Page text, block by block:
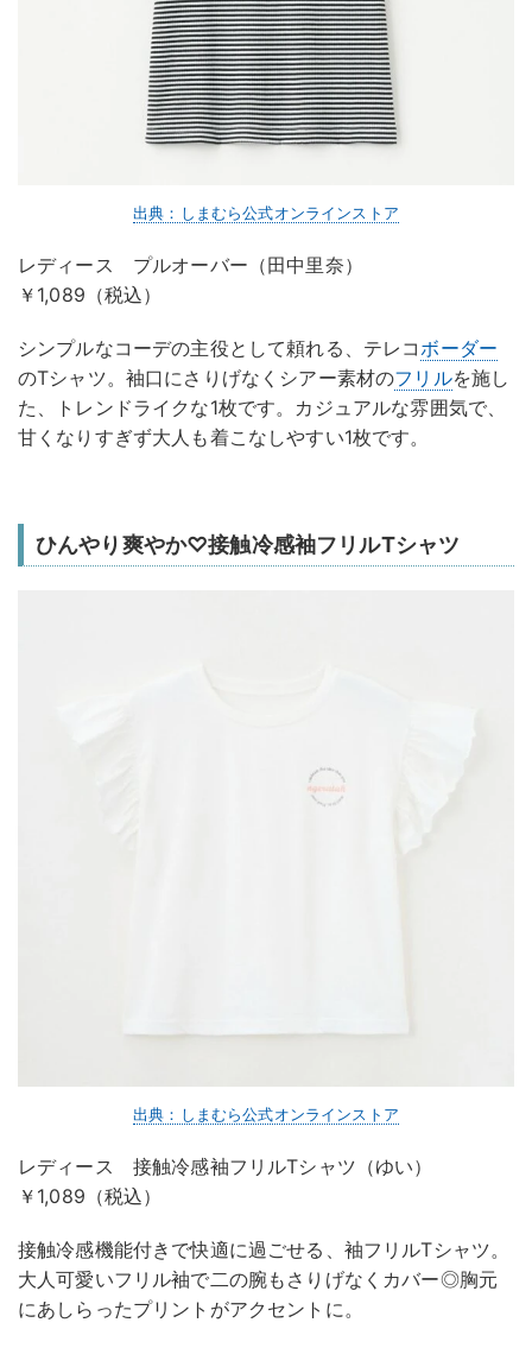
出典：しまむら公式オンラインストア
レディース プルオーバー（田中里奈）
￥1,089（税込）
シンプルなコーデの主役として頼れる、テレコボーダー
のTシャツ。袖口にさりげなくシアー素材のフリルを施し
た、トレンドライクな1枚です。カジュアルな雰囲気で、
甘くなりすぎず大人も着こなしやすい1枚です。
ひんやり爽やか♡接触冷感袖フリルTシャツ
出典：しまむら公式オンラインストア
レディース 接触冷感袖フリルTシャツ（ゆい）
￥1,089（税込）
接触冷感機能付きで快適に過ごせる、袖フリルTシャツ。
大人可愛いフリル袖で二の腕もさりげなくカバー◎胸元
にあしらったプリントがアクセントに。